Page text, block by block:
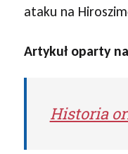
ataku na
Artykuł oparty
Historia